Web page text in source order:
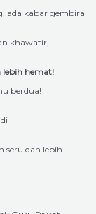
ada kabar gembira
khawatir,
lebih hemat!
berdua!
seru dan lebih